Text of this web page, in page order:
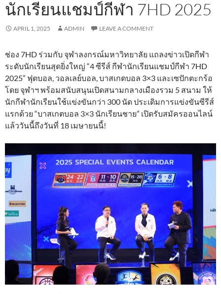
นักเรียนแชมป์กีฬา 7HD 2025
APRIL 1, 2025 ADMIN LEAVE A COMMENT
ช่อง 7HD ร่วมกับ จุฬาลงกรณ์มหาวิทยาลัย แถลงข่าวเปิดกีฬา
ระดับนักเรียนสุดยิ่งใหญ่ “4 ซีรีส์ กีฬานักเรียนแชมป์กีฬา 7HD
2025” ฟุตบอล, วอลเลย์บอล, บาสเกตบอล 3×3 และเซปักตะกร้อ
โดย จุฬาฯ พร้อมสนับสนุนเปิดสนามกลางเมืองรวม 5 สนาม ให้
นักกีฬานักเรียนใช้แข่งขันกว่า 300 นัด ประเดิมการแข่งขันซีรีส์
แรกด้วย “บาสเกตบอล 3×3 นักเรียนชาย” เปิดรับสมัครออนไลน์
แล้ววันนี้ถึงวันที่ 18 เมษายนนี้!